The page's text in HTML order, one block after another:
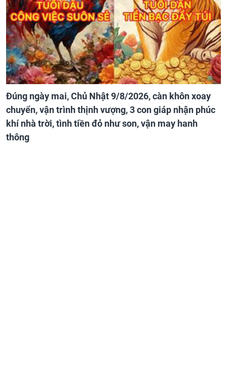
Đúng ngày mai, Chủ Nhật 9/8/2026, càn khôn xoay
chuyển, vận trình thịnh vượng, 3 con giáp nhận phúc
khí nhà trời, tình tiền đỏ như son, vận may hanh
thông